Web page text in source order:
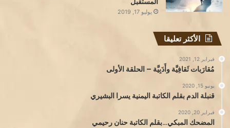
يوليو 17, 2019
الأكثر تعليقا
فبراير 12, 2021
مُقارَبات ثَقافِيَّة وأَدَبِيَّة – الحلقة الأولى
يونيو 15, 2020
قنبلة الدم بقلم الكاتبة اليمنية يسرا البشيري
فبراير 20, 2020
المضحك المبكي…بقلم الكاتبة حنان رحيمي